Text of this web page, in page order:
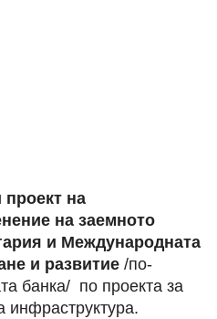
проект на
на заемното
и Международната
и развитие /по-
банка/ по проекта за
инфраструктура.